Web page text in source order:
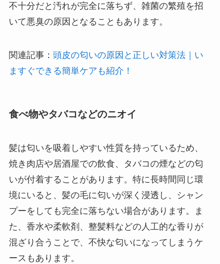
不十分だと汚れが完全に落ちず、雑菌の繁殖を招
いて悪臭の原因となることもあります。
関連記事： 頭皮の匂いの原因と正しい対策法｜い
ますぐできる簡単ケアも紹介！
食べ物やタバコなどのニオイ
髪は匂いを吸着しやすい性質を持っているため、
焼き肉店や居酒屋での飲食、タバコの煙などの匂
いが付着することがあります。特に長時間同じ環
境にいると、髪の毛に匂いが深く浸透し、シャン
プーをしても完全に落ちない場合があります。ま
た、香水や柔軟剤、整髪料などの人工的な香りが
混ざり合うことで、不快な匂いになってしまうケ
ースもあります。